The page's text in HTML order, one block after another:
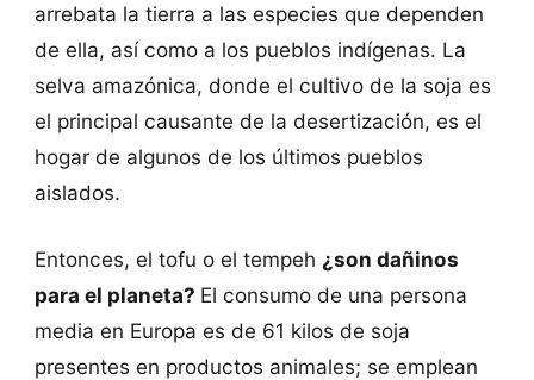
arrebata la tierra a las especies que dependen
de ella, así como a los pueblos indígenas. La
selva amazónica, donde el cultivo de la soja es
el principal causante de la desertización, es el
hogar de algunos de los últimos pueblos
aislados.
Entonces, el tofu o el tempeh ¿son dañinos
para el planeta? El consumo de una persona
media en Europa es de 61 kilos de soja
presentes en productos animales; se emplean